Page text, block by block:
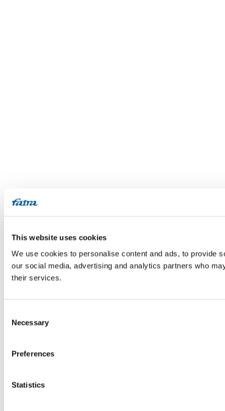
This website uses cookies
We use cookies to personalise content and ads, to provide
our social media, advertising and analytics partners who
their services.
Selection
Necessary
Preferences
Statistics